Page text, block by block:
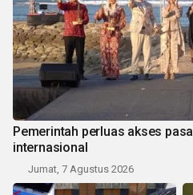
Pemerintah perluas akses
internasional
Jumat, 7 Agustus 2026